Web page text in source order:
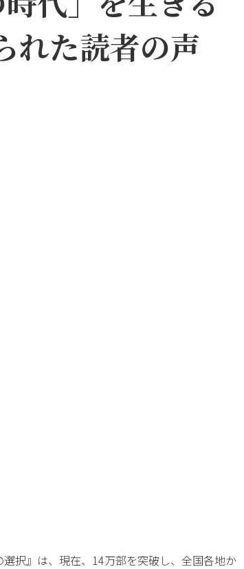
れた読者の声
選択』は、現在、14万部を突破し、全国各地か